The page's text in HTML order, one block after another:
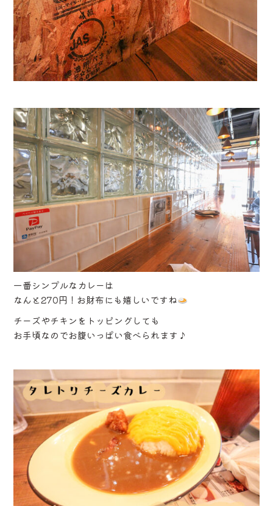
一番シンプルなカレーは
なんと270円！お財布にも嬉しいですね
チーズやチキンをトッピングしても
お手頃なのでお腹いっぱい食べられます♪